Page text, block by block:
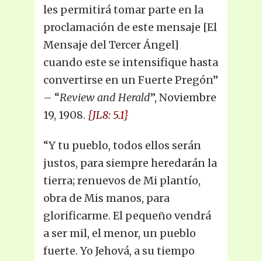
les permitirá tomar parte en la
proclamación de este mensaje [El
Mensaje del Tercer Ángel]
cuando este se intensifique hasta
convertirse en un Fuerte Pregón”
– “Review and Herald”, Noviembre
19, 1908. {JL8: 5.1}
“Y tu pueblo, todos ellos serán
justos, para siempre heredarán la
tierra; renuevos de Mi plantío,
obra de Mis manos, para
glorificarme. El pequeño vendrá
a ser mil, el menor, un pueblo
fuerte. Yo Jehová, a su tiempo